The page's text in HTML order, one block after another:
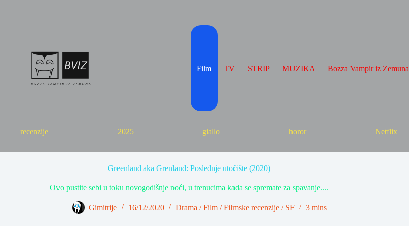
Film TV STRIP MUZIKA Bozza Vampir iz Zemuna
recenzije 2025 giallo horor Netflix
Greenland aka Grenland: Poslednje utočište (2020)
Ovo pustite sebi u toku novogodišnje noći, u trenucima kada se spremate za spavanje....
Gimitrije 16/12/2020 Drama /Film/Filmske recenzije/ SF 3 mins